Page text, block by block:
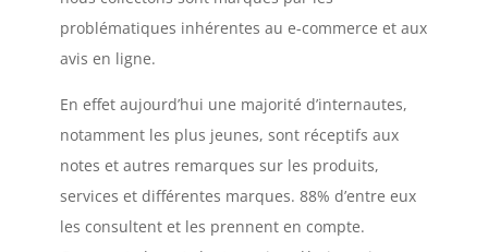
problématiques inhérentes au e-commerce et aux
avis en ligne.
En effet aujourd’hui une majorité d’internautes,
notamment les plus jeunes, sont réceptifs aux
notes et autres remarques sur les produits,
services et différentes marques. 88% d’entre eux
les consultent et les prennent en compte.